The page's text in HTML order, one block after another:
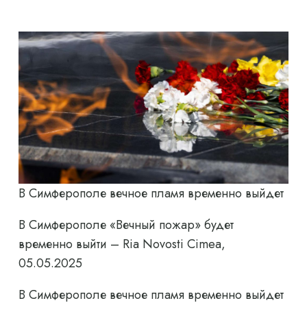
В Симферополе вечное пламя временно выйдет
В Симферополе «Вечный пожар» будет
временно выйти – Ria Novosti Cimea,
05.05.2025
В Симферополе вечное пламя временно выйдет